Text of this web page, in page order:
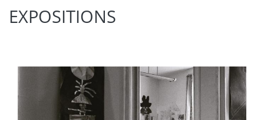
EXPOSITIONS